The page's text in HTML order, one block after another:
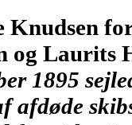
Knudsen
og Laurits
1895
afdøde